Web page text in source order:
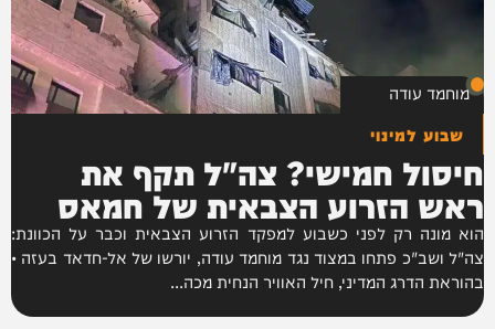
מוחמד עודה
שבוע למינוי
חיסול חמישי? צה"ל תקף את
ראש הזרוע הצבאית של חמאס
הוא מונה רק לפני כשבוע למפקד הזרוע הצבאית וכבר על הכוונת:
צה"ל ושב"כ פתחו במצוד נגד מוחמד עודה, יורשו של אל-חדאד בעזה •
בהוראת הדרג המדיני, חיל האוויר הנחית מכה...